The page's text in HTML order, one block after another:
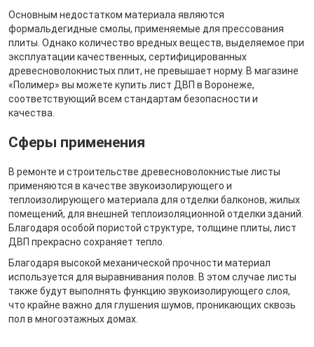
Основным недостатком материала являются
формальдегидные смолы, применяемые для прессования
плиты. Однако количество вредных веществ, выделяемое при
эксплуатации качественных, сертифицированных
древесноволокнистых плит, не превышает норму. В магазине
«Полимер» вы можете купить лист ДВП в Воронеже,
соответствующий всем стандартам безопасности и
качества.
Сферы применения
В ремонте и строительстве древесноволокнистые листы
применяются в качестве звукоизолирующего и
теплоизолирующего материала для отделки балконов, жилых
помещений, для внешней теплоизоляционной отделки зданий.
Благодаря особой пористой структуре, толщине плиты, лист
ДВП прекрасно сохраняет тепло.
Благодаря высокой механической прочности материал
используется для выравнивания полов. В этом случае листы
также будут выполнять функцию звукоизолирующего слоя,
что крайне важно для глушения шумов, проникающих сквозь
пол в многоэтажных домах.